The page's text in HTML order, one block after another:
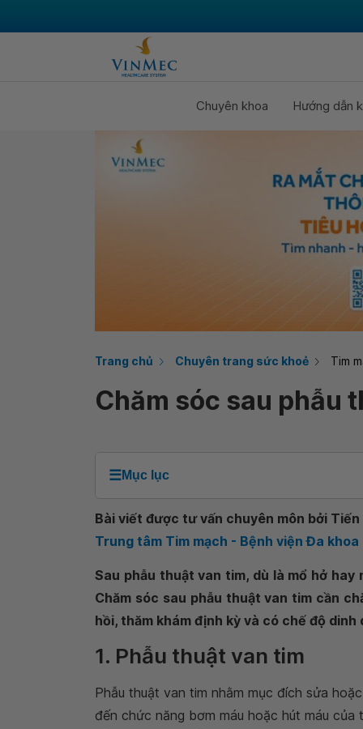
Chuyên khoa Hướng dẫn
Trang chủ Chuyên trang sức khoẻ Tim
Chăm sóc sau phẫu
☰Mục lục
Bài viết được tư vấn chuyên môn bởi
Trung tâm Tim mạch - Bệnh viện Đa
Sau phẫu thuật van tim, dù là mổ hở
Chăm sóc sau phẫu thuật van tim cần
hồi, thăm khám định kỳ và có chế độ dinh
1. Phẫu thuật van tim
Phẫu thuật van tim nhằm mục đích sửa
đến chức năng bơm máu hoặc hút máu